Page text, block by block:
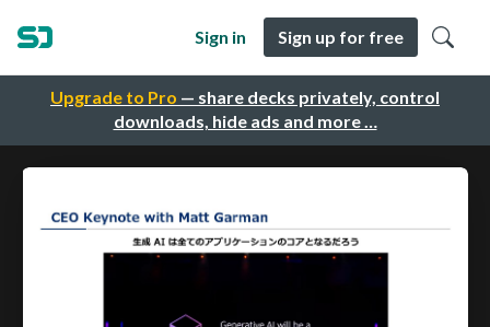
Upgrade to Pro — share decks privately, control
downloads, hide ads and more …
Sign in Sign up for free